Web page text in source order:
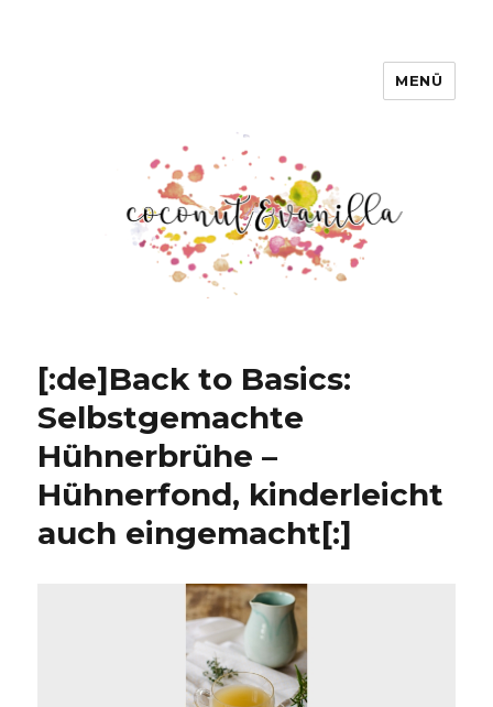
MENÜ
[:de]Back to Basics:
Selbstgemachte
Hühnerbrühe –
Hühnerfond, kinderleicht
auch eingemacht[:]